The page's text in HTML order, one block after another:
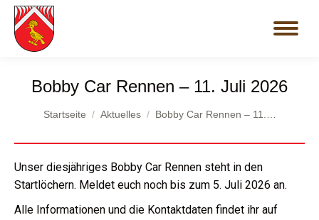
Bobby Car Rennen – 11. Juli 2026
Du bist hier:
Startseite Aktuelles Bobby Car Rennen – 11.…
Unser diesjähriges Bobby Car Rennen steht in den
Startlöchern. Meldet euch noch bis zum 5. Juli 2026 an.
Alle Informationen und die Kontaktdaten findet ihr auf